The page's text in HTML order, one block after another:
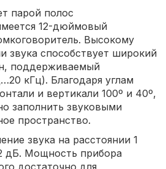
парой полос
12-дюймовый
Высокому
звука способствует широкий
поддерживаемый
кГц). Благодаря углам
и вертикали 100º и 40º,
заполнить звуковыми
пространство.
звука на расстоянии 1
дБ. Мощность прибора
достаточно для